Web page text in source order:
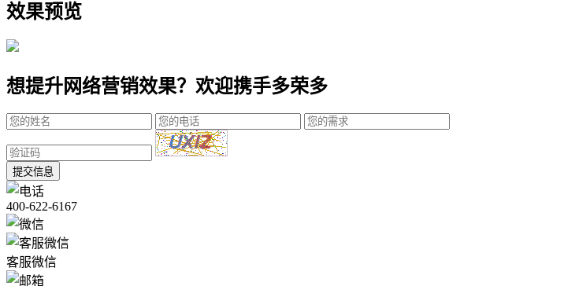
效果预览
想提升网络营销效果？欢迎携手多荣多
提交信息
400-622-6167
客服微信